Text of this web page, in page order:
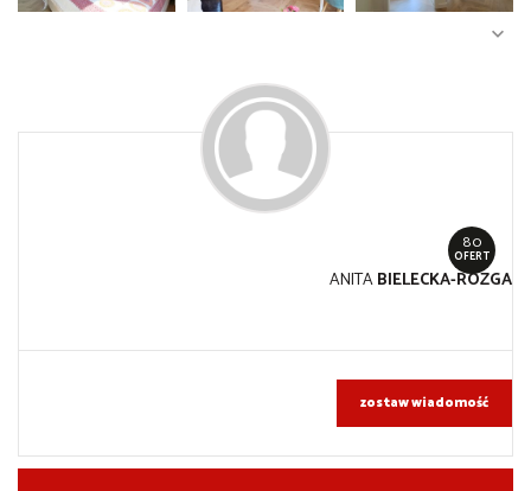
80
OFERT
ANITABIELECKA-RÓZGA
zostaw wiadomość